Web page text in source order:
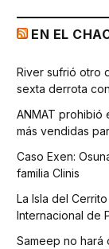
EN EL
River sufrió otro
sexta derrota
ANMAT prohibió
más vendidas
Caso Exen:
familia Clinis
La Isla del
Internacional de
Sameep no hará